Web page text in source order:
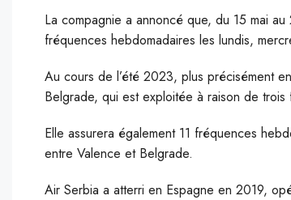
La compagnie a annoncé que, du 15 mai
fréquences hebdomadaires les lundis,
Au cours de l’été 2023, plus précisément
Belgrade, qui est exploitée à raison de
Elle assurera également 11 fréquences
entre Valence et Belgrade.
Air Serbia a atterri en Espagne en 2019,